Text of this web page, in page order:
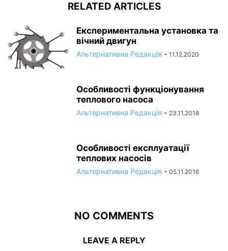
RELATED ARTICLES
Експериментальна установка та
вічний двигун
Альтернативна Редакція - 11.12.2020
Особливості функціонування
теплового насоса
Альтернативна Редакція - 23.11.2018
Особливості експлуатації
теплових насосів
Альтернативна Редакція - 05.11.2016
NO COMMENTS
LEAVE A REPLY